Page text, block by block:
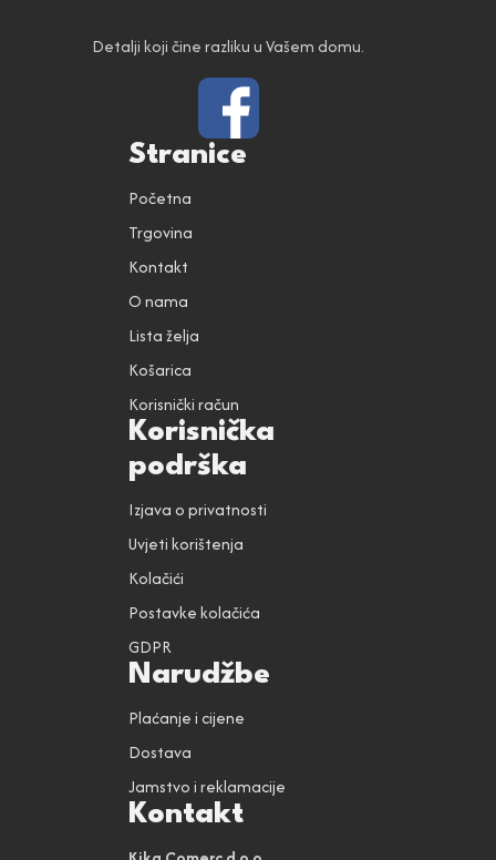
Detalji koji čine razliku u Vašem domu.
Stranice
Početna
Trgovina
Kontakt
O nama
Lista želja
Košarica
Korisnički račun
Korisnička
podrška
Izjava o privatnosti
Uvjeti korištenja
Kolačići
Postavke kolačića
GDPR
Narudžbe
Plaćanje i cijene
Dostava
Jamstvo i reklamacije
Kontakt